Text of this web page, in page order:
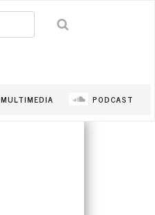
MULTIMEDIA PODCAST